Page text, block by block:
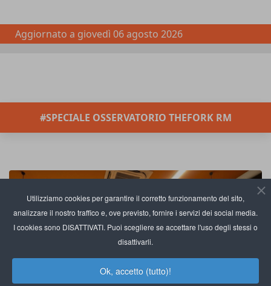
Utilizziamo cookies per garantire il corretto funzionamento del sito,
analizzare il nostro traffico e, ove previsto, fornire i servizi dei social media.
I cookies sono DISATTIVATI. Puoi scegliere se accettare l'uso degli stessi o
disattivarli.
Ok, accetto (tutto)!
Aggiornato a giovedì 06 agosto 2026
#SPECIALE OSSERVATORIO THEFORK RM